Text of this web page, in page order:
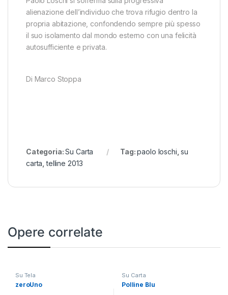
alienazione dell’individuo che trova rifugio dentro la
propria abitazione, confondendo sempre più spesso
il suo isolamento dal mondo esterno con una felicità
autosufficiente e privata.
Di Marco Stoppa
Categoria:Su Carta Tag:paolo loschi ,su
carta ,telline 2013
Opere correlate
Su Tela
zeroUno
Su Carta
Polline Blu